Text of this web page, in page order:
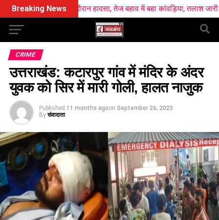
Breaking News
स्नान के दौरान हादसा, तेज बहाव में बहा कांवड़िया, तलाश जारी खटीमा
CRIME
उत्तराखंड: कटारपुर गांव में मंदिर के अंदर
युवक को सिर में मारी गोली, हालत नाजुक
Published 11 months agoon September 26, 2025
By संवादाता